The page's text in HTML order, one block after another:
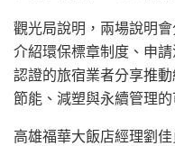
觀光局說明，兩場說明
介紹環保標章制度、申
認證的旅宿業者分享推
節能、減塑與永續管理的
高雄福華大飯店經理劉